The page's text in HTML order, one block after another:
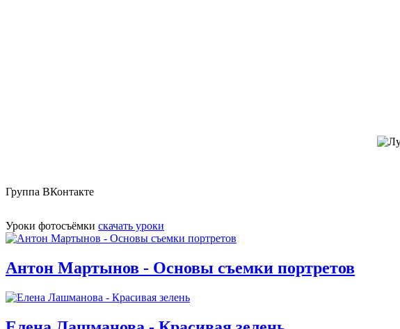
Группа ВКонтакте
Уроки фотосъёмки скачать уроки
Антон Мартынов - Основы съемки портретов